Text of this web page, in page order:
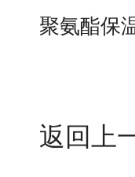
聚氨酯保
返回上